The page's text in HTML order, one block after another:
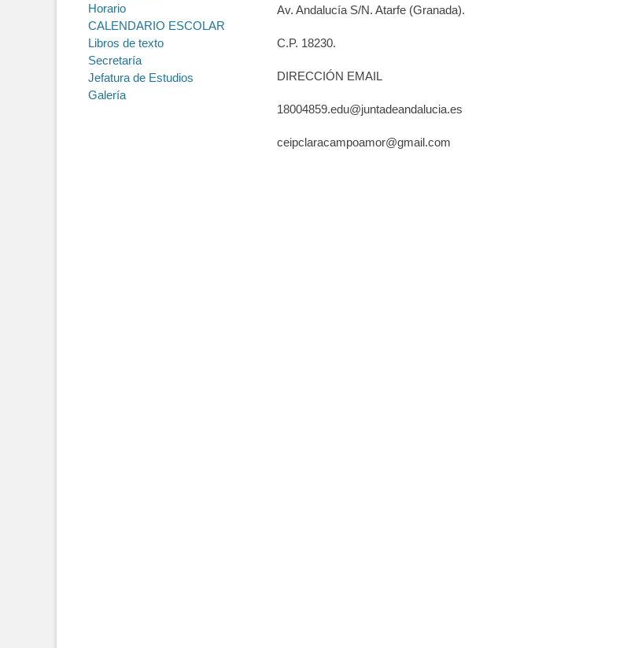
Av. Andalucía S/N. Atarfe (Granada).
C.P. 18230.
DIRECCIÓN EMAIL
18004859.edu@juntadeandalucia.es
ceipclaracampoamor@gmail.com
Horario
CALENDARIO ESCOLAR
Libros de texto
Secretaría
Jefatura de Estudios
Galería